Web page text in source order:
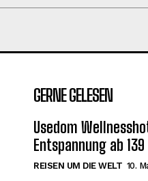
GERNE GELESEN
Usedom
Entspannung ab 139
REISEN UM DIE WELT 10.